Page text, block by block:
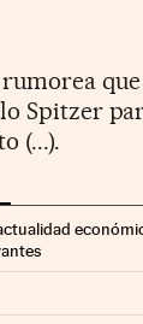
Spitzer
(...).
en Facebook
Días en